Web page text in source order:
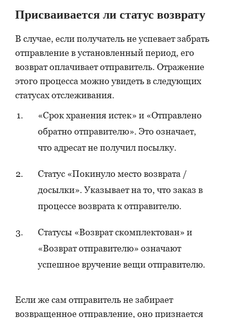
Присваивается ли статус возврату
В случае, если получатель не успевает забрать
отправление в установленный период, его
возврат оплачивает отправитель. Отражение
этого процесса можно увидеть в следующих
статусах отслеживания.
«Срок хранения истек» и «Отправлено
обратно отправителю». Это означает,
что адресат не получил посылку.
Статус «Покинуло место возврата /
досылки». Указывает на то, что заказ в
процессе возврата к отправителю.
Статусы «Возврат скомплектован» и
«Возврат отправителю» означают
успешное вручение вещи отправителю.
Если же сам отправитель не забирает
возвращенное отправление, оно признается